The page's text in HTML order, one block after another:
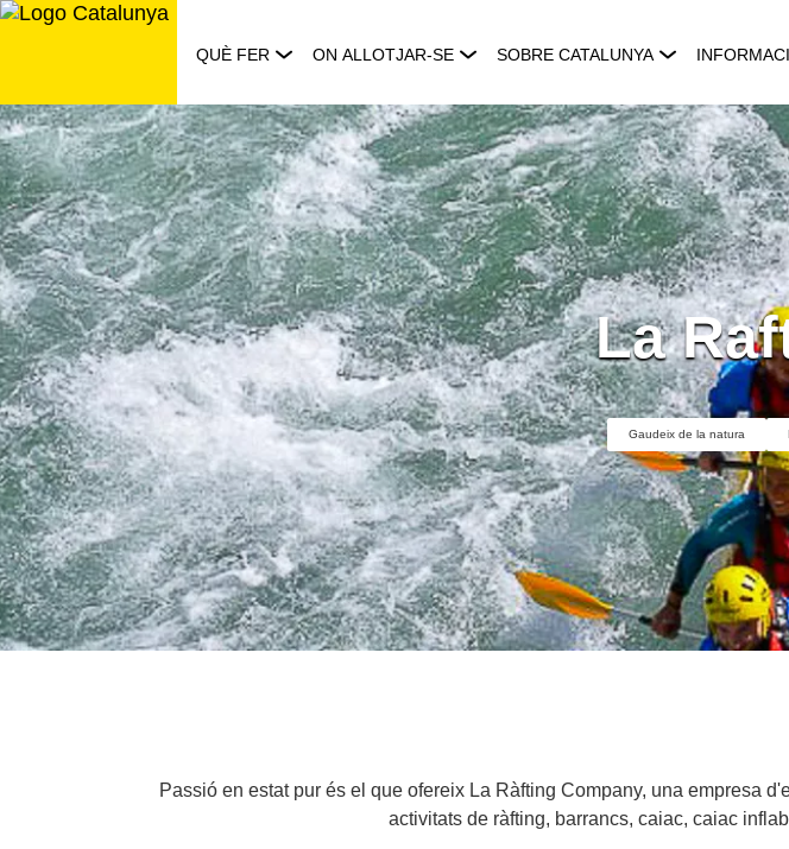
Saltar
QUÈ FER ON ALLOTJAR-SE SOBRE CATALUNYA
La
Gaudeix de la natura
Passió en estat pur és el que ofereix La Ràfting Company, una empresa
activitats de ràfting, barrancs, caiac, caiac